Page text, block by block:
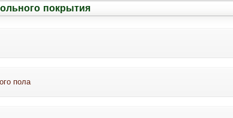
покрытия
пола